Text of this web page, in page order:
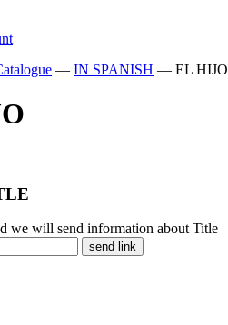
— IN SPANISH — EL HIJO
we will send information about Title
send link